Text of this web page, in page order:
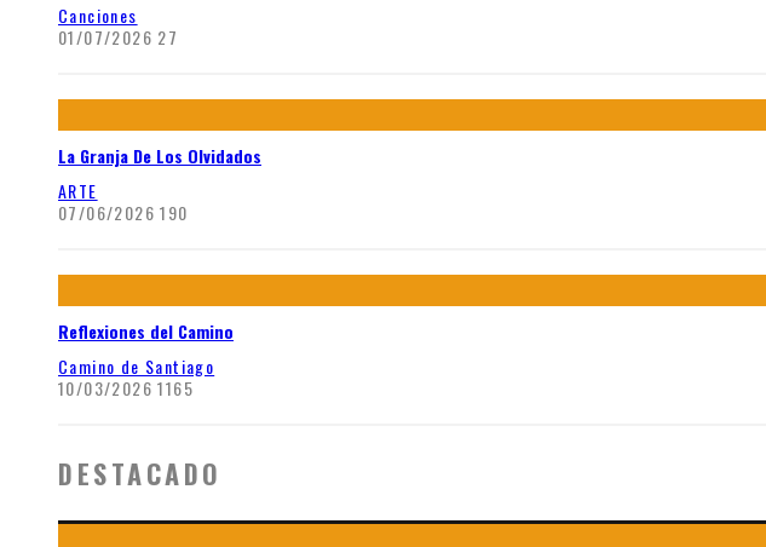
Canciones
01/07/2026 27
La Granja De Los Olvidados
ARTE
07/06/2026 190
Reflexiones del Camino
Camino de Santiago
10/03/2026 1165
DESTACADO